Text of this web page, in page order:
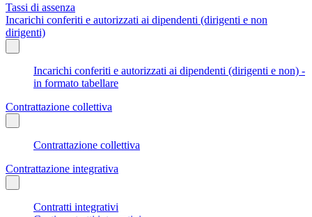
Tassi di assenza
Incarichi conferiti e autorizzati ai dipendenti (dirigenti e non
dirigenti)
Incarichi conferiti e autorizzati ai dipendenti (dirigenti e non) -
in formato tabellare
Contrattazione collettiva
Contrattazione collettiva
Contrattazione integrativa
Contratti integrativi